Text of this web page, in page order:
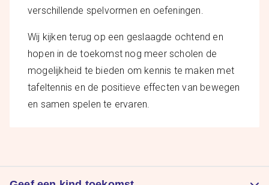
verschillende spelvormen en oefeningen.
Wij kijken terug op een geslaagde ochtend en
hopen in de toekomst nog meer scholen de
mogelijkheid te bieden om kennis te maken met
tafeltennis en de positieve effecten van bewegen
en samen spelen te ervaren.